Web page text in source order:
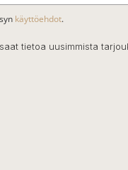
käyttöehdot.
tietoa uusimmista